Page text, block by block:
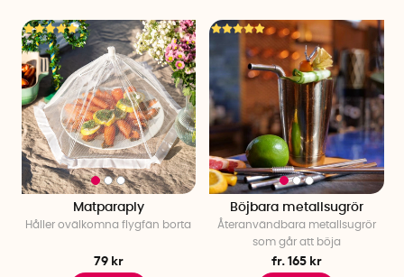
Matparaply
Håller ovälkomna flygfän borta
79 kr
Böjbara metallsugrör
Återanvändbara metallsugrör
som går att böja
fr. 165 kr